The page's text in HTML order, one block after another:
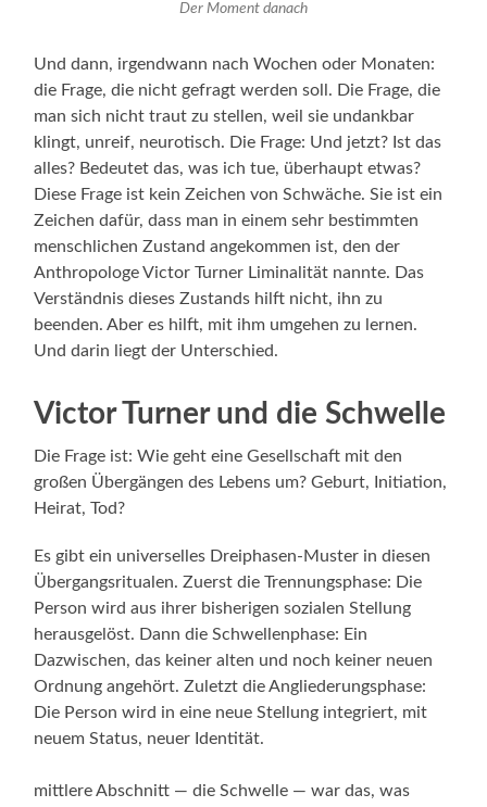
Der Moment danach
Und dann, irgendwann nach Wochen oder Monaten:
die Frage, die nicht gefragt werden soll. Die Frage, die
man sich nicht traut zu stellen, weil sie undankbar
klingt, unreif, neurotisch. Die Frage: Und jetzt? Ist das
alles? Bedeutet das, was ich tue, überhaupt etwas?
Diese Frage ist kein Zeichen von Schwäche. Sie ist ein
Zeichen dafür, dass man in einem sehr bestimmten
menschlichen Zustand angekommen ist, den der
Anthropologe Victor Turner Liminalität nannte. Das
Verständnis dieses Zustands hilft nicht, ihn zu
beenden. Aber es hilft, mit ihm umgehen zu lernen.
Und darin liegt der Unterschied.
Victor Turner und die Schwelle
Die Frage ist: Wie geht eine Gesellschaft mit den
großen Übergängen des Lebens um? Geburt, Initiation,
Heirat, Tod?
Es gibt ein universelles Dreiphasen-Muster in diesen
Übergangsritualen. Zuerst die Trennungsphase: Die
Person wird aus ihrer bisherigen sozialen Stellung
herausgelöst. Dann die Schwellenphase: Ein
Dazwischen, das keiner alten und noch keiner neuen
Ordnung angehört. Zuletzt die Angliederungsphase:
Die Person wird in eine neue Stellung integriert, mit
neuem Status, neuer Identität.
mittlere Abschnitt — die Schwelle — war das, was